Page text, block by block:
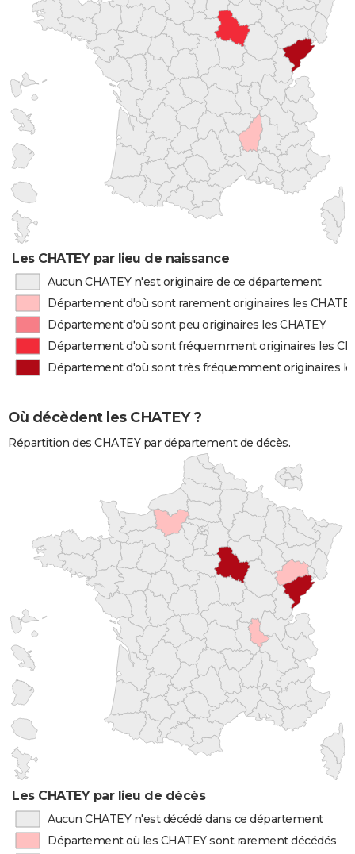
Les CHATEY par lieu de naissance
Aucun CHATEY n'est originaire de ce département
Département d'où sont rarement originaires les
Département d'où sont peu originaires les CHATEY
Département d'où sont fréquemment originaires les
Département d'où sont très fréquemment originaires
Où décèdent les CHATEY ?
Répartition des CHATEY par département de décès.
Les CHATEY par lieu de décès
Aucun CHATEY n'est décédé dans ce département
Département où les CHATEY sont rarement décédés